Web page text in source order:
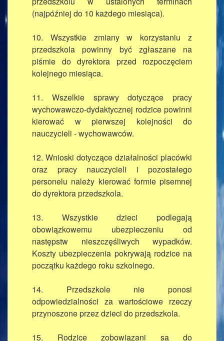
(najpóźniej do 10 każdego miesiąca).
10. Wszystkie zmiany w korzystaniu z
przedszkola powinny być zgłaszane na
piśmie do dyrektora przed rozpoczęciem
kolejnego miesiąca.
11. Wszelkie sprawy dotyczące pracy
wychowawczo-dydaktycznej rodzice powinni
kierować w pierwszej kolejności do
nauczycieli - wychowawców.
12. Wnioski dotyczące działalności placówki
oraz pracy nauczycieli i pozostałego
personelu należy kierować formie pisemnej
do dyrektora przedszkola.
13. Wszystkie dzieci podlegają
obowiązkowemu ubezpieczeniu od
następstw nieszczęśliwych wypadków.
Koszty ubezpieczenia pokrywają rodzice na
początku każdego roku szkolnego.
14. Przedszkole nie ponosi
odpowiedzialności za wartościowe rzeczy
przynoszone przez dzieci do przedszkola.
15. Rodzice zobowiązani są do